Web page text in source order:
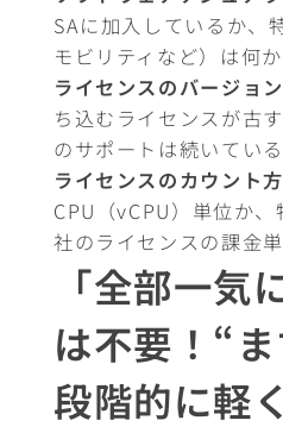
SAに加入しているか、
モビリティなど）は何か
ライセンスのバージョ
ち込むライセンスが古
のサポートは続いている
ライセンスのカウント
CPU（vCPU）単位か
社のライセンスの課金
「全部一気
は不要！“
段階的に軽